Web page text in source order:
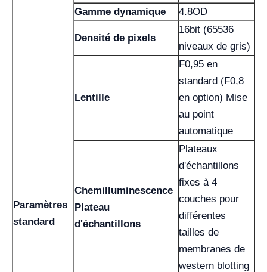
Paramètres
standard
Gamme dynamique
4.8OD
Densité de pixels
16bit (65536
niveaux de gris)
Lentille
F0,95 en
standard (F0,8
en option) Mise
au point
automatique
Chemilluminescence
Plateau
d'échantillons
Plateaux
d'échantillons
fixes à 4
couches pour
différentes
tailles de
membranes de
western blotting